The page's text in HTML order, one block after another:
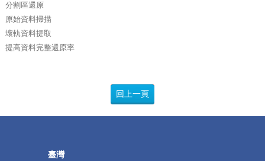
分割區還原
原始資料掃描
壞軌資料提取
提高資料完整還原率
回上一頁
臺灣